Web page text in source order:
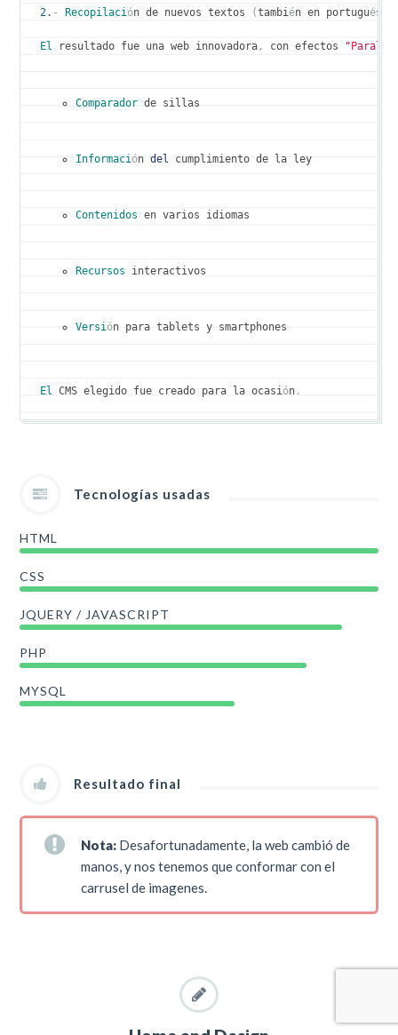
2. - Recopilación de nuevos textos (también en portugués
El resultado fue una web innovadora , con efectos
Comparador de sillas
Información del cumplimiento de la ley
Contenidos en varios idiomas
Recursos interactivos
Versión para tablets y smartphones
El CMS elegido fue creado para la ocasión .
Tecnologías usadas
HTML
CSS
JQUERY / JAVASCRIPT
PHP
MYSQL
Resultado final
Nota: Desafortunadamente, la web cambió de
manos, y nos tenemos que conformar con el
carrusel de imagenes.